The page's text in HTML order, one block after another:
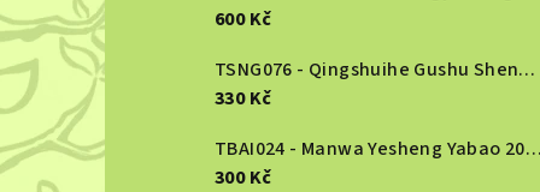
n
í
p
600 Kč
TSNG076 - Qingshuihe Gushu Shengcha 2024
330 Kč
TBAI024 - Manwa Yesheng Yabao 2025
300 Kč